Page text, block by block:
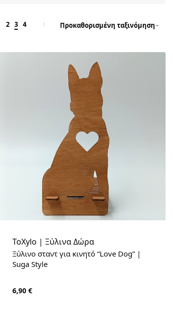
2 3 4 Προκαθορισμένη ταξινόμηση
ToXylo | Ξύλινα Δώρα
Ξύλινο σταντ για κινητό “Love Dog” |
Suga Style
6,90 €